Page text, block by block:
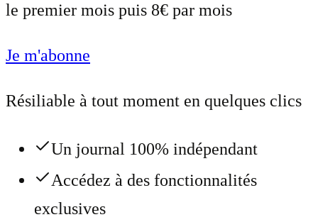
le premier mois puis 8€ par mois
Je m'abonne
Résiliable à tout moment en quelques clics
Un journal 100% indépendant
Accédez à des fonctionnalités
exclusives